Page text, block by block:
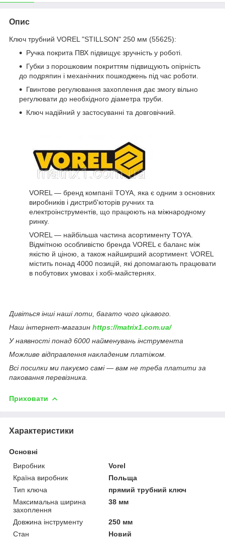
Опис
Ключ трубний VOREL "STILLSON" 250 мм (55625):
Ручка покрита ПВХ підвищує зручність у роботі.
Губки з порошковим покриттям підвищують опірність
до подряпин і механічних пошкоджень під час роботи.
Гвинтове регулювання захоплення дає змогу вільно
регулювати до необхідного діаметра труби.
Ключ надійний у застосуванні та довговічний.
VOREL — бренд компанії TOYA, яка є одним з основних
виробників і дистриб'юторів ручних та
електроінструментів, що працюють на міжнародному
ринку.
VOREL — найбільша частина асортименту TOYA.
Відмітною особливістю бренда VOREL є баланс між
якістю й ціною, а також найширший асортимент. VOREL
містить понад 4000 позицій, які допомагають працювати
в побутових умовах і хобі-майстернях.
Дивіться інші наші лоти, багато чого цікавого.
Наш інтернет-магазин https://matrix1.com.ua/
У наявності понад 6000 найменувань інструмента
Можливе відправлення накладеним платіжом.
Всі посилки ми пакуємо самі — вам не треба платити за
паковання перевізника.
Приховати
Характеристики
Основні
Виробник
Vorel
Країна виробник
Польща
Тип ключа
прямий трубний ключ
Максимальна ширина
захоплення
38 мм
Довжина інструменту
250 мм
Стан
Новий